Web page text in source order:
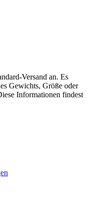
Versand an. Es
Gewichts, Größe oder
Informationen findest